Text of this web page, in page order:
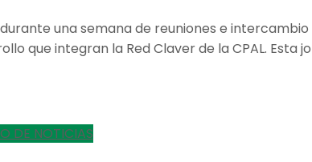
una semana de reuniones e
que integran la Red Claver de la CPAL. Esta
DE NOTICIAS